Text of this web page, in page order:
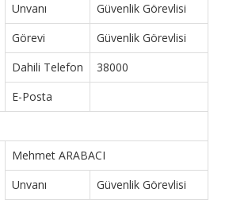
Unvanı
Güvenlik Görevlisi
Görevi
Güvenlik Görevlisi
Dahili Telefon
38000
E-Posta
Mehmet ARABACI
Unvanı
Güvenlik Görevlisi